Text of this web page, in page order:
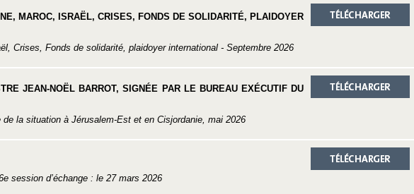
MAROC, ISRAËL, CRISES, FONDS DE SOLIDARITÉ, PLAIDOYER
Crises, Fonds de solidarité, plaidoyer international - Septembre 2026
JEAN-NOËL BARROT, SIGNÉE PAR LE BUREAU EXÉCUTIF DU
la situation à Jérusalem-Est et en Cisjordanie, mai 2026
session d’échange : le 27 mars 2026